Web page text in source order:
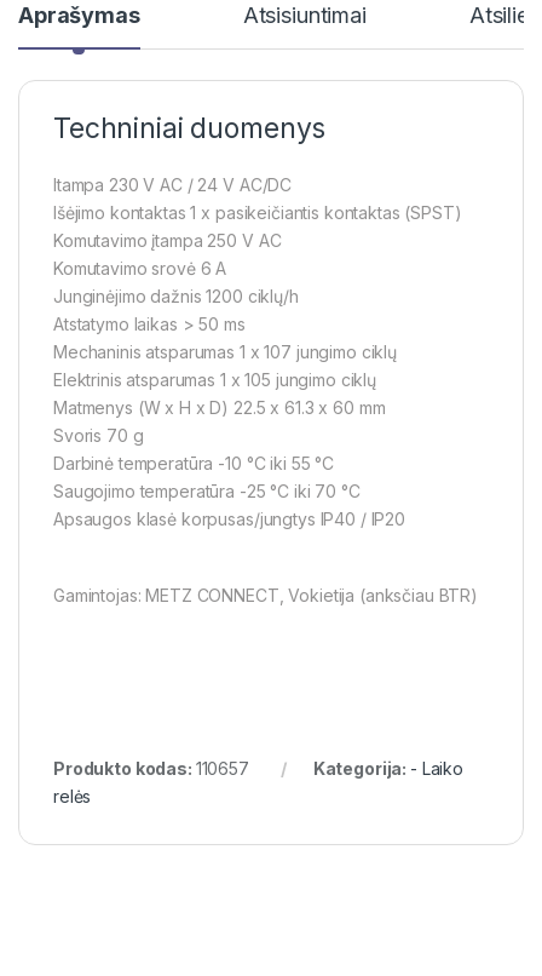
Aprašymas Atsisiuntimai
Techniniai duomenys
Itampa 230 V AC / 24 V AC/DC
Išėjimo kontaktas 1 x pasikeičiantis kontaktas (SPST)
Komutavimo įtampa 250 V AC
Komutavimo srovė 6 A
Junginėjimo dažnis 1200 ciklų/h
Atstatymo laikas > 50 ms
Mechaninis atsparumas 1 x 107 jungimo ciklų
Elektrinis atsparumas 1 x 105 jungimo ciklų
Matmenys (W x H x D) 22.5 x 61.3 x 60 mm
Svoris 70 g
Darbinė temperatūra -10 °C iki 55 °C
Saugojimo temperatūra -25 °C iki 70 °C
Apsaugos klasė korpusas/jungtys IP40 / IP20
Gamintojas: METZ CONNECT, Vokietija (anksčiau BTR)
Produkto kodas: 110657 Kategorija: - Laiko
relės